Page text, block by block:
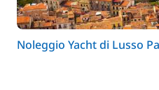
Noleggio Yacht di Lusso